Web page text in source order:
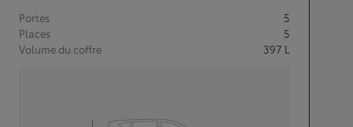
Portes
5
Places
5
Volume du coffre
397 L